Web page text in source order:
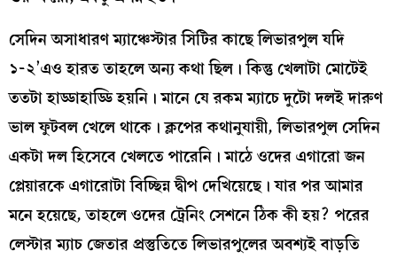
সেদিন অসাধারণ ম্যাঞ্চেস্টার সিটির কাছে লিভারপুল যদি
১-২’এও হারত তাহলে অন্য কথা ছিল। কিন্তু খেলাটা মোটেই
ততটা হাড্ডাহাড্ডি হয়নি। মানে যে রকম ম্যাচে দুটো দলই দারুণ
ভাল ফুটবল খেলে থাকে। ক্লপের কথানুযায়ী, লিভারপুল সেদিন
একটা দল হিসেবে খেলতে পারেনি। মাঠে ওদের এগারো জন
প্লেয়ারকে এগারোটা বিচ্ছিন্ন দ্বীপ দেখিয়েছে। যার পর আমার
মনে হয়েছে, তাহলে ওদের ট্রেনিং সেশনে ঠিক কী হয়? পরের
লেস্টার ম্যাচ জেতার প্রস্তুতিতে লিভারপুলের অবশ্যই বাড়তি